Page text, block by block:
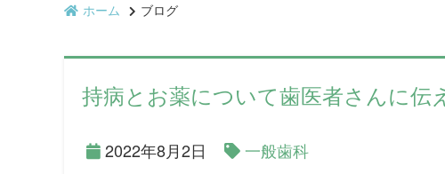
ホーム ブログ
持病とお薬について歯医者さんに伝
2022年8月2日
一般歯科